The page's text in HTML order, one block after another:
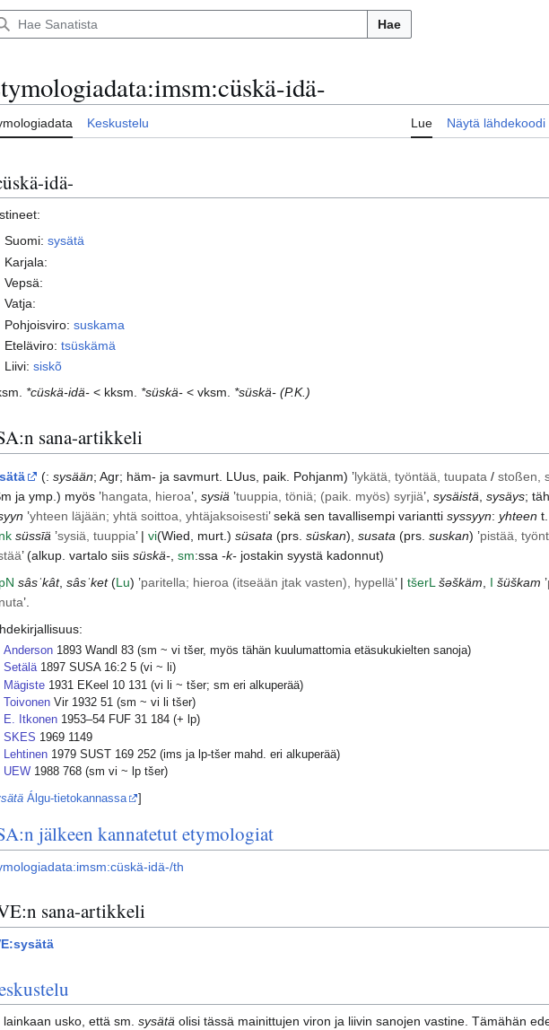
Hae
:imsm:cüskä-idä-
Keskustelu Lue Näytä lähdekoodi
idä-
Suomi:sysätä
Karjala:
Vepsä:
Vatja:
Pohjoisviro:suskama
Eteläviro:tsüskämä
Liivi:siskõ
*cüskä-idä- < kksm. *süskä- < vksm. *süskä- (P.K.)
sana-artikkeli
(: sysään; Agr; häm- ja savmurt. LUus , paik. Pohjanm) ’lykätä, työntää, tuupata / stoßen,
ja ymp.) myös ’hangata, hieroa’, sysiä ’tuuppia, töniä; (paik. myös) syrjiä’, sysäistä sysäys;
’yhteen läjään; yhtä soittoa, yhtäjaksoisesti’ sekä sen tavallisempi variantti syssyyn: yhteen t.
süssīä ’sysiä, tuuppia’ | vi(Wied , murt.) süsata (prs. süskan), susata (prs. suskan) ’pistää,
’ (alkup. vartalo siis süskä- sm:ssa -k- jostakin syystä kadonnut)
N sâsˈkât, sâsˈket(Lu) ’paritella; hieroa (itseään jtak vasten), hypellä’ | tšerL šəškäm I šüškam ’
’.
Anderson1893 Wandl 83 (sm ~ vi tšer, myös tähän kuulumattomia etäsukukielten sanoja)
Setälä1897 SUSA 16:2 5 (vi ~ li)
Mägiste1931 EKeel 10 131 (vi li ~ tšer; sm eri alkuperää)
ToivonenVir 1932 51 (sm ~ vi li tšer)
E. Itkonen1953–54 FUF 31 184 (+ lp)
SKES 1969 1149
Lehtinen1979 SUST 169 252 (ims ja lp-tšer mahd. eri alkuperää)
UEW1988 768 (sm vi ~ lp tšer)
Álgu-tietokannassa ]
jälkeen kannatetut etymologiat
idä-/th
sana-artikkeli
lainkaan usko, että sm. sysätä olisi tässä mainittujen viron ja liivin sanojen vastine. Tämähän